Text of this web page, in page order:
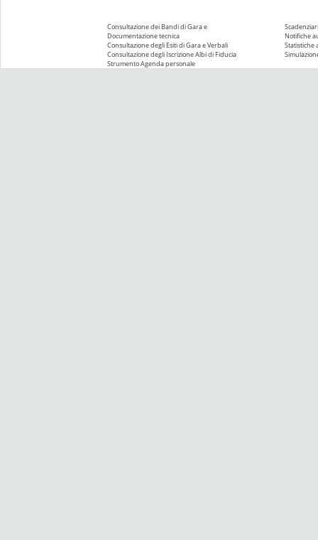
Consultazione dei Bandi di Gara e
Documentazione tecnica
Consultazione degli Esiti di Gara e Verbali
Consultazione degli Iscrizione Albi di Fiducia
Strumento Agenda personale
Notifiche
Statistiche